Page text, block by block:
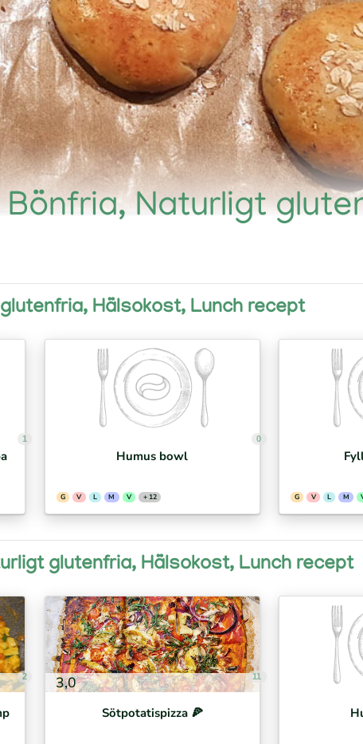
Naturligt
Hälsokost, Lunch recept
1 0
Humus bowl
G V L M V + 12 G V L M
glutenfria, Hälsokost, Lunch recept
2 3,0 11
Sötpotatispizza 🍕⁣